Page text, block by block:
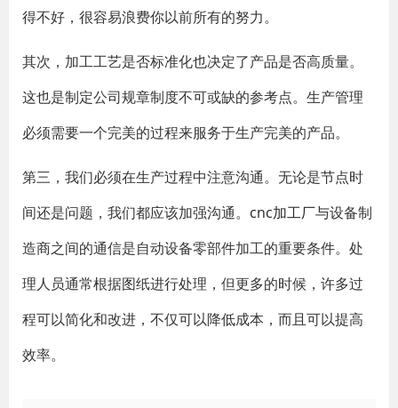
得不好，很容易浪费你以前所有的努力。
其次，加工工艺是否标准化也决定了产品是否高质量。
这也是制定公司规章制度不可或缺的参考点。生产管理
必须需要一个完美的过程来服务于生产完美的产品。
第三，我们必须在生产过程中注意沟通。无论是节点时
间还是问题，我们都应该加强沟通。 cnc加工厂与设备制
造商之间的通信是自动设备零部件加工的重要条件。处
理人员通常根据图纸进行处理，但更多的时候，许多过
程可以简化和改进，不仅可以降低成本，而且可以提高
效率。